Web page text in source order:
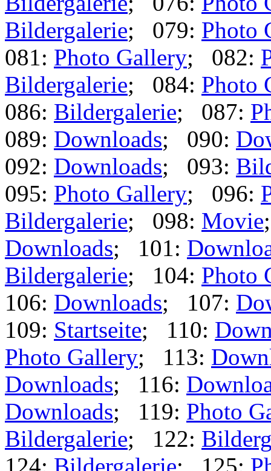
Bildergalerie; 079: Photo
081: Photo Gallery; 082:
Bildergalerie; 084: Photo
086: Bildergalerie; 087:
089: Downloads; 090:
092: Downloads; 093:
095: Photo Gallery; 096:
Bildergalerie; 098: Movie
Downloads; 101:
Bildergalerie; 104: Photo
106: Downloads; 107:
109: Startseite; 110:
Photo Gallery; 113:
Downloads; 116:
Downloads; 119: Photo
Bildergalerie; 122: